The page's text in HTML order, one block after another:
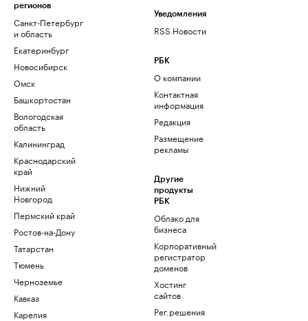
регионов
Санкт-Петербург
и область
Екатеринбург
Новосибирск
Омск
Башкортостан
Вологодская
область
Калининград
Краснодарский
край
Нижний
Новгород
Пермский край
Ростов-на-Дону
Татарстан
Тюмень
Черноземье
Кавказ
Карелия
Уведомления
RSS Новости
РБК
О компании
Контактная
информация
Редакция
Размещение
рекламы
Другие
продукты
РБК
Облако для
бизнеса
Корпоративный
регистратор
доменов
Хостинг
сайтов
Рег.решения